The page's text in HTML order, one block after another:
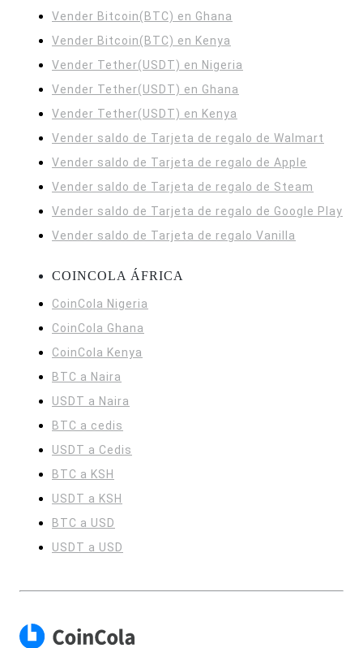
Vender Bitcoin(BTC) en Ghana
Vender Bitcoin(BTC) en Kenya
Vender Tether(USDT) en Nigeria
Vender Tether(USDT) en Ghana
Vender Tether(USDT) en Kenya
Vender saldo de Tarjeta de regalo de Walmart
Vender saldo de Tarjeta de regalo de Apple
Vender saldo de Tarjeta de regalo de Steam
Vender saldo de Tarjeta de regalo de Google Play
Vender saldo de Tarjeta de regalo Vanilla
COINCOLA ÁFRICA
CoinCola Nigeria
CoinCola Ghana
CoinCola Kenya
BTC a Naira
USDT a Naira
BTC a cedis
USDT a Cedis
BTC a KSH
USDT a KSH
BTC a USD
USDT a USD